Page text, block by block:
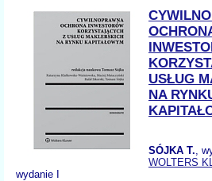
USŁUG
NA
SÓJKA T.,
WOLTERS
wydanie I